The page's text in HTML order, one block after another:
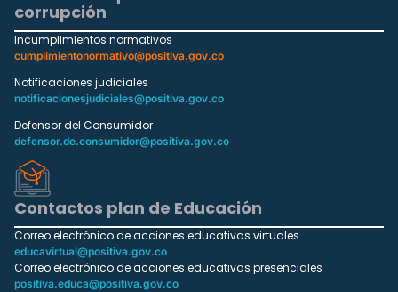
corrupción
Incumplimientos normativos
cumplimientonormativo@positiva.gov.co
Notificaciones judiciales
notificacionesjudiciales@positiva.gov.co
Defensor del Consumidor
defensor.de.consumidor@positiva.gov.co
Contactos plan de Educación
Correo electrónico de acciones educativas virtuales
educavirtual@positiva.gov.co
Correo electrónico de acciones educativas presenciales
positiva.educa@positiva.gov.co